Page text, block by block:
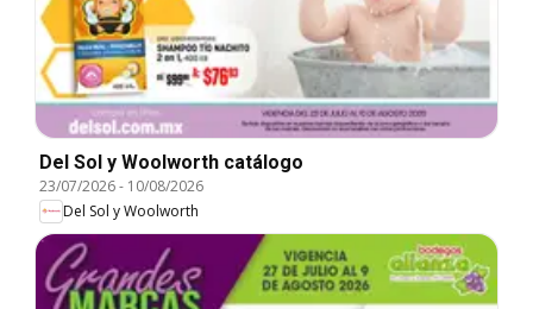
Del Sol y Woolworth catálogo
23/07/2026- 10/08/2026
Del Sol y Woolworth